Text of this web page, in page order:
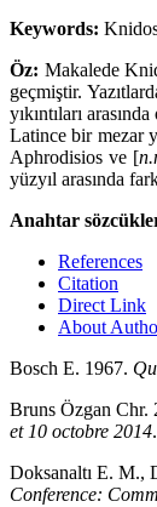
Keywords:
Öz: Makalede
geçmiştir.
yıkıntıları
Latince bir me­zar
Aphrodisios ve [
yüzyıl arasında
Anahtar
References
Citation
Direct Link
About
Bosch E. 1967.
Bruns Özgan Chr.
et 10 octobre 2014
Doksanaltı E. M.,
Conference: